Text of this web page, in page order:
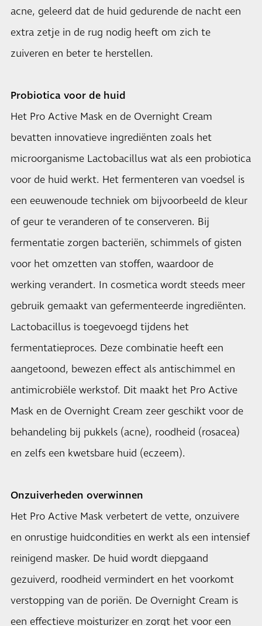
acne, geleerd dat de huid gedurende de nacht een
extra zetje in de rug nodig heeft om zich te
zuiveren en beter te herstellen.
Probiotica voor de huid
Het Pro Active Mask en de Overnight Cream
bevatten innovatieve ingrediënten zoals het
microorganisme Lactobacillus wat als een probiotica
voor de huid werkt. Het fermenteren van voedsel is
een eeuwenoude techniek om bijvoorbeeld de kleur
of geur te veranderen of te conserveren. Bij
fermentatie zorgen bacteriën, schimmels of gisten
voor het omzetten van stoffen, waardoor de
werking verandert. In cosmetica wordt steeds meer
gebruik gemaakt van gefermenteerde ingrediënten.
Lactobacillus is toegevoegd tijdens het
fermentatieproces. Deze combinatie heeft een
aangetoond, bewezen effect als antischimmel en
antimicrobiële werkstof. Dit maakt het Pro Active
Mask en de Overnight Cream zeer geschikt voor de
behandeling bij pukkels (acne), roodheid (rosacea)
en zelfs een kwetsbare huid (eczeem).
Onzuiverheden overwinnen
Het Pro Active Mask verbetert de vette, onzuivere
en onrustige huidcondities en werkt als een intensief
reinigend masker. De huid wordt diepgaand
gezuiverd, roodheid vermindert en het voorkomt
verstopping van de poriën. De Overnight Cream is
een effectieve moisturizer en zorgt het voor een